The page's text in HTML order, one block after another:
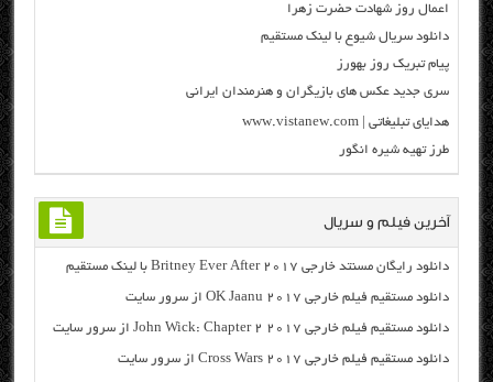
اعمال روز شهادت حضرت زهرا
دانلود سریال شیوع با لینک مستقیم
پیام تبریک روز بهورز
سری جدید عکس های بازیگران و هنرمندان ایرانی
هدایای تبلیغاتی | www.vistanew.com
طرز تهیه شیره انگور
آخرین فیلم و سریال
دانلود رایگان مسنتد خارجی Britney Ever After 2017 با لینک مستقیم
دانلود مستقیم فیلم خارجی OK Jaanu 2017 از سرور سایت
دانلود مستقیم فیلم خارجی John Wick: Chapter 2 2017 از سرور سایت
دانلود مستقیم فیلم خارجی Cross Wars 2017 از سرور سایت